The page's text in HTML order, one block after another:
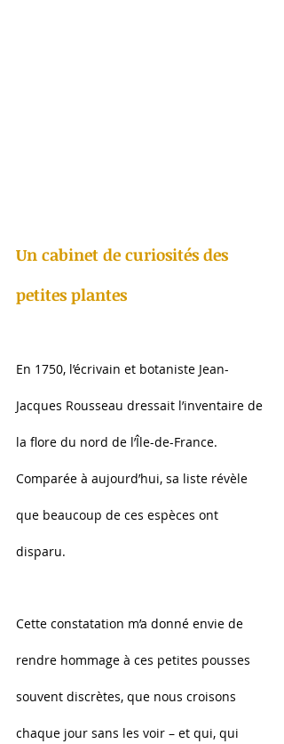
Un cabinet de curiosités des
petites plantes
En 1750, l’écrivain et botaniste Jean-
Jacques Rousseau dressait l’inventaire de
la flore du nord de l’Île-de-France.
Comparée à aujourd’hui, sa liste révèle
que beaucoup de ces espèces ont
disparu.
Cette constatation m’a donné envie de
rendre hommage à ces petites pousses
souvent discrètes, que nous croisons
chaque jour sans les voir – et qui, qui